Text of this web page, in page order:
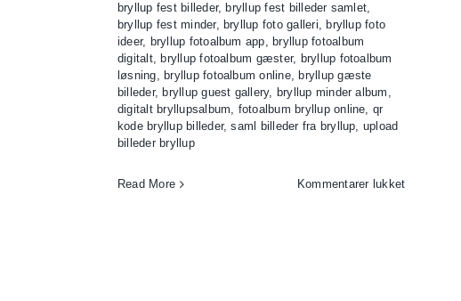
bryllup fest billeder, bryllup fest billeder samlet,
bryllup fest minder, bryllup foto galleri, bryllup foto
ideer, bryllup fotoalbum app, bryllup fotoalbum
digitalt, bryllup fotoalbum gæster, bryllup fotoalbum
løsning, bryllup fotoalbum online, bryllup gæste
billeder, bryllup guest gallery, bryllup minder album ,
digitalt bryllupsalbum, fotoalbum bryllup online, qr
kode bryllup billeder,saml billeder fra bryllup, upload
billeder bryllup
Read More Kommentarer lukkettil